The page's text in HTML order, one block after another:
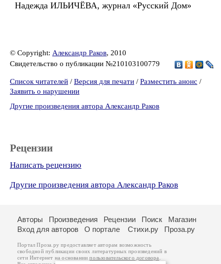
Надежда ИЛЬИЧЁВА, журнал «Русский Дом»
© Copyright: Александр Раков, 2010
Свидетельство о публикации №210103100779
Список читателей / Версия для печати / Разместить анонс /
Заявить о нарушении
Другие произведения автора Александр Раков
Рецензии
Написать рецензию
Другие произведения автора Александр Раков
Авторы Произведения Рецензии Поиск
Магазин
Вход для авторов
О портале Стихи.ру Проза.ру
Портал Проза.ру предоставляет авторам возможность
свободной публикации своих литературных произведений в
сети Интернет на основаниипользовательского договора